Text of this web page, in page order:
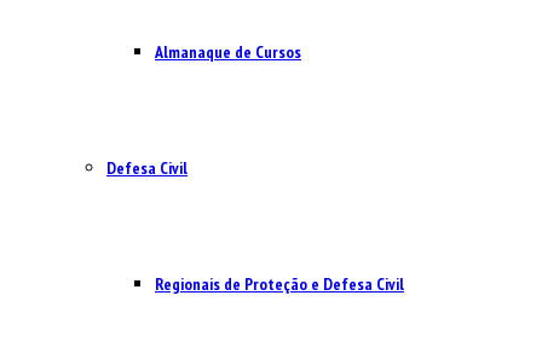
Almanaque de Cursos
Defesa Civil
Regionais de Proteção e Defesa Civil